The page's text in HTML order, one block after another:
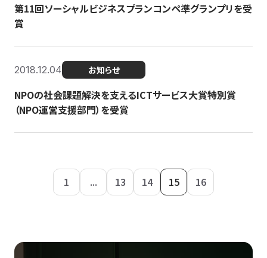
第11回ソーシャルビジネスプランコンペ準グランプリを受
賞
2018.12.04 お知らせ
NPOの社会課題解決を支えるICTサービス大賞特別賞
（NPO運営支援部門）を受賞
1 ... 13 14 15 16